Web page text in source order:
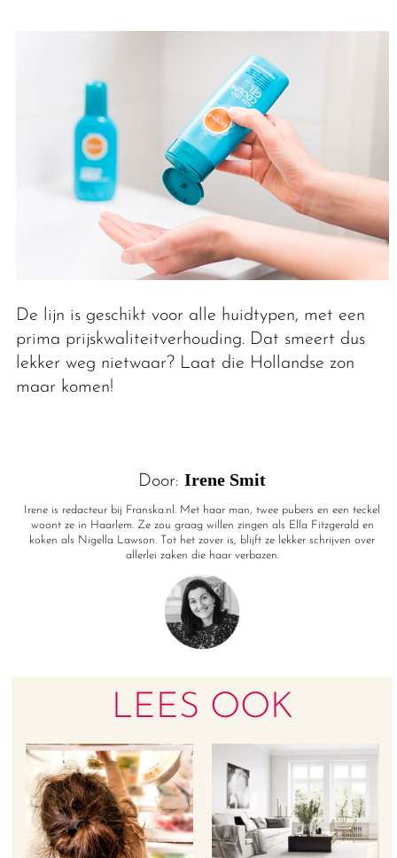
De lijn is geschikt voor alle huidtypen, met een
prima prijskwaliteitverhouding. Dat smeert dus
lekker weg nietwaar? Laat die Hollandse zon
maar komen!
Door:Irene Smit
Irene is redacteur bij Franska.nl. Met haar man, twee pubers en een teckel
woont ze in Haarlem. Ze zou graag willen zingen als Ella Fitzgerald en
koken als Nigella Lawson. Tot het zover is, blijft ze lekker schrijven over
allerlei zaken die haar verbazen.
LEES OOK